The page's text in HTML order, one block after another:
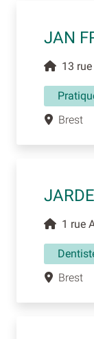
JAN
13
Brest
1 rue
Brest